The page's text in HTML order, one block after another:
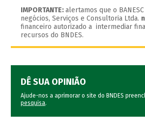
IMPORTANTE:alertamos que o
negócios, Serviços e Consultoria Ltda.
financeiro autorizado a intermediar
recursos do BNDES.
DÊ SUA OPINIÃO
Ajude-nos a aprimorar o site do BNDES
pesquisa.